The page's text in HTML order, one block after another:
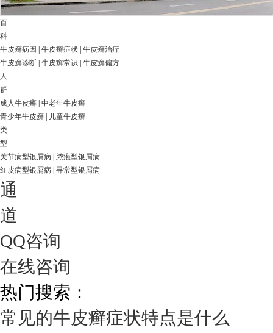
百
科
牛皮癣病因
牛皮癣症状 牛皮癣治疗
牛皮癣诊断 牛皮癣常识
牛皮癣偏方
人
群
成人牛皮癣 中老年牛皮癣
青少年牛皮癣
儿童牛皮癣
类
型
关节病型银屑病
脓疱型银屑病
红皮病型银屑病 寻常型银屑病
通
道
QQ咨询
在线咨询
热门搜索：
常见的牛皮癣症状特点是什么